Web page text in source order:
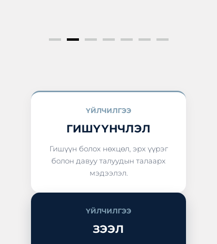
ҮЙЛЧИЛГЭЭ
ГИШҮҮНЧЛЭЛ
Гишүүн болох нөхцөл, эрх үүрэг
болон давуу талуудын талаарх
мэдээлэл.
ҮЙЛЧИЛГЭЭ
ЗЭЭЛ